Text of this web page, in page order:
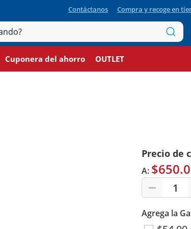
Contáctanos Compra y recoge en
Cuponera del ahorro OUTLET
Precio de
A:
1
Agrega la